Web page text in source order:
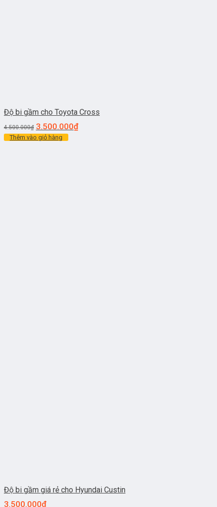
Độ bi gầm cho Toyota Cross
4.500.000₫ 3.500.000₫
Thêm vào giỏ hàng
Độ bi gầm giá rẻ cho Hyundai Custin
3.500.000₫